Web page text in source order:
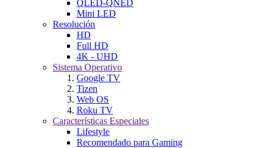
QLED-QNED
Mini LED
Resolución
HD
Full HD
4K - UHD
Sistema Operativo
Google TV
Tizen
Web OS
Roku TV
Características Especiales
Lifestyle
Recomendado para Gaming